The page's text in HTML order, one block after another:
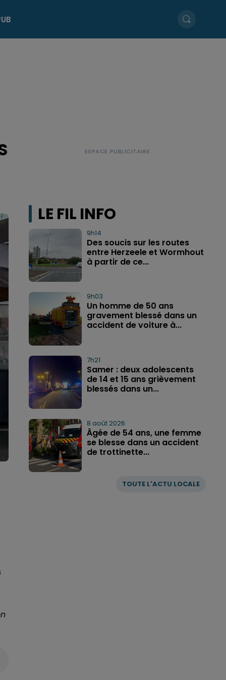
LE FIL INFO
TOUTE L'ACTU LOCALE
9h14
Des soucis sur les routes
entre Herzeele et Wormhout
à partir de ce...
9h03
Un homme de 50 ans
gravement blessé dans un
accident de voiture à...
7h21
Samer : deux adolescents
de 14 et 15 ans grièvement
blessés dans un...
8 août 2026
Âgée de 54 ans, une femme
se blesse dans un accident
de trottinette...